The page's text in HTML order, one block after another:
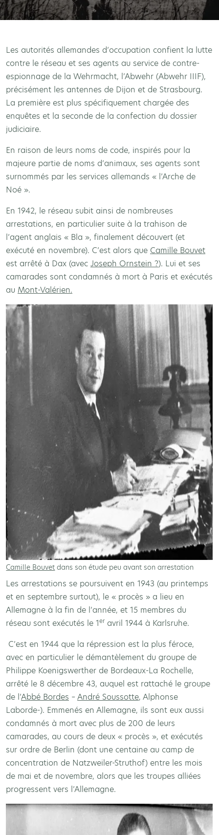
Les autorités allemandes d’occupation confient la lutte
contre le réseau et ses agents au service de contre-
espionnage de la Wehrmacht, l’Abwehr (Abwehr IIIF),
précisément les antennes de Dijon et de Strasbourg.
La première est plus spécifiquement chargée des
enquêtes et la seconde de la confection du dossier
judiciaire.
En raison de leurs noms de code, inspirés pour la
majeure partie de noms d’animaux, ses agents sont
surnommés par les services allemands « l’Arche de
Noé ».
En 1942, le réseau subit ainsi de nombreuses
arrestations, en particulier suite à la trahison de
l’agent anglais « Bla », finalement découvert (et
exécuté en novembre). C’est alors que Camille Bouvet
est arrêté à Dax (avec Joseph Ornstein ?). Lui et ses
camarades sont condamnés à mort à Paris et exécutés
au Mont-Valérien.
Camille Bouvet dans son étude peu avant son arrestation
Les arrestations se poursuivent en 1943 (au printemps
et en septembre surtout), le « procès » a lieu en
Allemagne à la fin de l’année, et 15 membres du
réseau sont exécutés le 1er avril 1944 à Karlsruhe.
C’est en 1944 que la répression est la plus féroce,
avec en particulier le démantèlement du groupe de
Philippe Koenigswerther de Bordeaux-La Rochelle,
arrêté le 8 décembre 43, auquel est rattaché le groupe
de l’Abbé Bordes – André Soussotte, Alphonse
Laborde-). Emmenés en Allemagne, ils sont eux aussi
condamnés à mort avec plus de 200 de leurs
camarades, au cours de deux « procès », et exécutés
sur ordre de Berlin (dont une centaine au camp de
concentration de Natzweiler-Struthof) entre les mois
de mai et de novembre, alors que les troupes alliées
progressent vers l’Allemagne.